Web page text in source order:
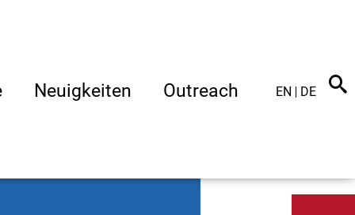
Neuigkeiten Outreach EN DE